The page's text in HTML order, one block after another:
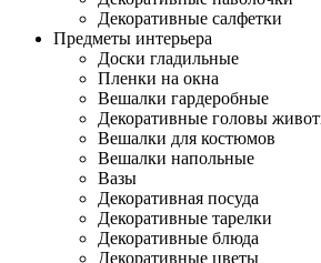
Декоративные салфетки
Предметы интерьера
Доски гладильные
Пленки на окна
Вешалки гардеробные
Декоративные головы
Вешалки для костюмов
Вешалки напольные
Вазы
Декоративная посуда
Декоративные тарелки
Декоративные блюда
Декоративные цветы